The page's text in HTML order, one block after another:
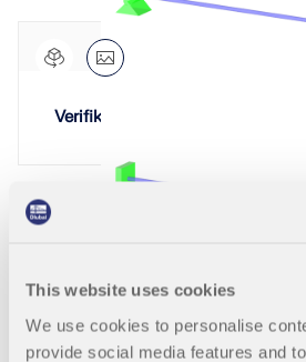
This website uses cookies
We use cookies to personalise
provide social media features and
Verifikationsbeispiel 0096 | 6
Verifikationsbeispiel 0096 | 7